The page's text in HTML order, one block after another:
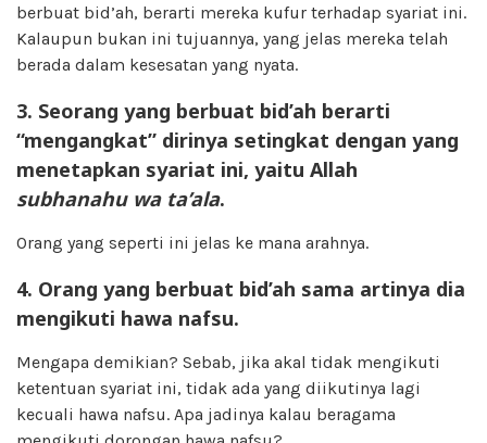
berbuat bid’ah, berarti mereka kufur terhadap syariat ini.
Kalaupun bukan ini tujuannya, yang jelas mereka telah
berada dalam kesesatan yang nyata.
3. Seorang yang berbuat bid’ah berarti
“mengangkat” dirinya setingkat dengan yang
menetapkan syariat ini, yaitu Allah
subhanahu wa ta’ala.
Orang yang seperti ini jelas ke mana arahnya.
4. Orang yang berbuat bid’ah sama artinya dia
mengikuti hawa nafsu.
Mengapa demikian? Sebab, jika akal tidak mengikuti
ketentuan syariat ini, tidak ada yang diikutinya lagi
kecuali hawa nafsu. Apa jadinya kalau beragama